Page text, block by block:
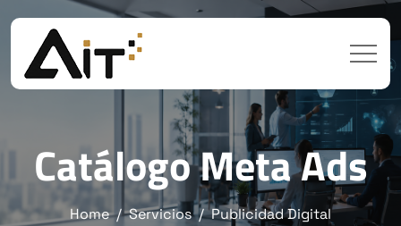
Catálogo Meta Ads
Home Servicios
Publicidad Digital